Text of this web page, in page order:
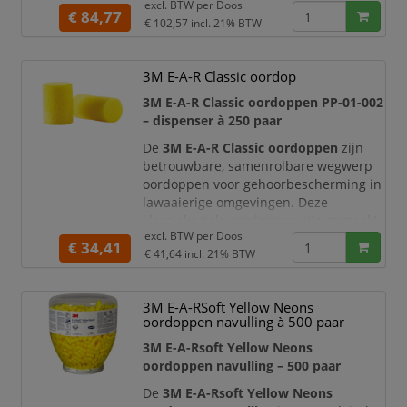
oordop schoon
Goed voor bij het werken met
Geschikt voor wanneer er slechts
één hand beschikbaar is voor het
inbrengen van oordoppen
Met schuim ingekapseld ontwerp
zorgt voor hoge duurzaamheid
Compatibel met het 3M E-A-Rfit
€ 84,77
excl. BTW per Doos
€ 102,57 incl. 21% BTW
3M E-A-R Classic oordop
3M E-A-R Classic oordoppen PP-01-002
– dispenser à 250 paar
De3M E-A-R Classic oordoppen zijn
betrouwbare, samenrolbare wegwerp
oordoppen voor gehoorbescherming in
lawaaierige omgevingen. Deze
van zacht, energieabsorberend
polymeerschuim en hebben een
een goede afdichting en wordt
schadelijk of hinderlijk geluid effectief
verminderd.
€ 34,41
excl. BTW per Doos
€ 41,64 incl. 21% BTW
3M E-A-RSoft Yellow Neons
oordoppen navulling à 500 paar
3M E-A-Rsoft Yellow Neons
oordoppen navulling – 500 paar
De3M E-A-Rsoft Yellow Neons